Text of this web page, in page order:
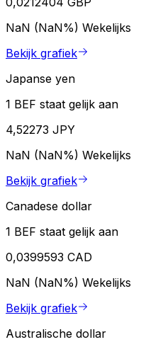
NaN (NaN%) Wekelijks
Bekijk grafiek
Japanse yen
1 BEF staat gelijk aan
4,52273 JPY
NaN (NaN%) Wekelijks
Bekijk grafiek
Canadese dollar
1 BEF staat gelijk aan
0,0399593 CAD
NaN (NaN%) Wekelijks
Bekijk grafiek
Australische dollar